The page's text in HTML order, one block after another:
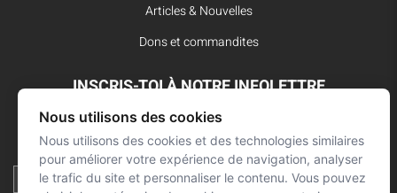
Articles & Nouvelles
Dons et commandites
INSCRIS-TOI À NOTRE INFOLETTRE
Reste à l’affût des dernières innovations pour vos interventions
d’urgence et ne manque aucune nouvelle de L’Arsenal.
Nous utilisons des cookies
Nous utilisons des cookies et des technologies similaires
pour améliorer votre expérience de navigation, analyser
le trafic du site et personnaliser le contenu. Vous pouvez